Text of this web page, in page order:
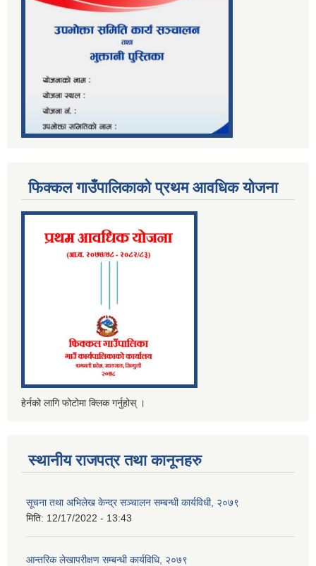
फिक्कल गाउँपालिकाको प्रथम आवधिक योजना
हेर्नको लागि फोटोमा क्लिक गर्नुहोस् ।
स्थानीय राजपत्र तथा कानूनहरु
सूचना तथा अभिलेख केन्द्र सञ्चालन सम्बन्धी कार्यविधी, २०७९
मिति: 12/17/2022 - 13:43
आन्तरिक लेखापरीक्षण सम्बन्धी कार्यविधि, २०७९